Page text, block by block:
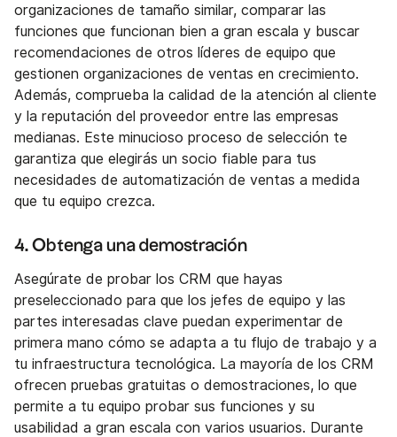
organizaciones de tamaño similar, comparar las
funciones que funcionan bien a gran escala y buscar
recomendaciones de otros líderes de equipo que
gestionen organizaciones de ventas en crecimiento.
Además, comprueba la calidad de la atención al cliente
y la reputación del proveedor entre las empresas
medianas. Este minucioso proceso de selección te
garantiza que elegirás un socio fiable para tus
necesidades de automatización de ventas a medida
que tu equipo crezca.
4. Obtenga una demostración
Asegúrate de probar los CRM que hayas
preseleccionado para que los jefes de equipo y las
partes interesadas clave puedan experimentar de
primera mano cómo se adapta a tu flujo de trabajo y a
tu infraestructura tecnológica. La mayoría de los CRM
ofrecen pruebas gratuitas o demostraciones, lo que
permite a tu equipo probar sus funciones y su
usabilidad a gran escala con varios usuarios. Durante